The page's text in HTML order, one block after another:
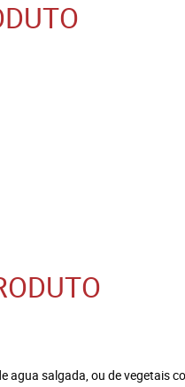
salgada, ou de vegetais